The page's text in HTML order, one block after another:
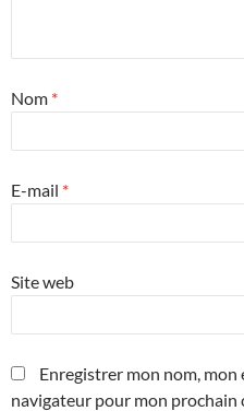
Nom *
E-mail *
Site web
Enregistrer mon nom, mon
navigateur pour mon prochain